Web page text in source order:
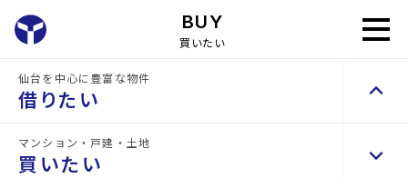
BUY
買いたい
仙台を中心に豊富な物件
借りたい keyboard_arrow_up
賃貸検索（居住用） keyboard_arrow_right
マンション・戸建・土地
買いたい keyboard_arrow_up
home仙台の売買物件
space_dashboard
エリアから探す